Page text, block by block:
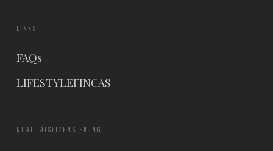
LINKS
FAQs
LIFESTYLEFINCAS
QUALITÄTSLIZENSIERUNG